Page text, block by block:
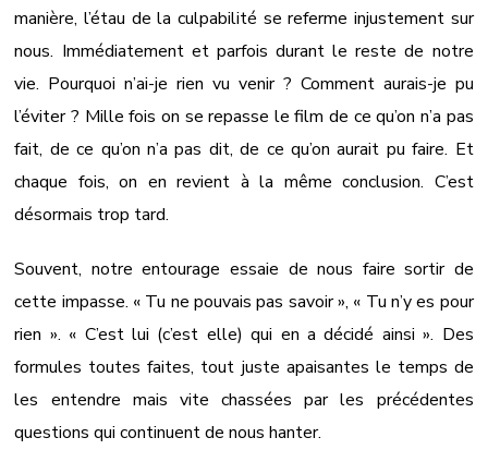
manière, l’étau de la culpabilité se referme injustement sur
nous. Immédiatement et parfois durant le reste de notre
vie. Pourquoi n’ai-je rien vu venir ? Comment aurais-je pu
l’éviter ? Mille fois on se repasse le film de ce qu’on n’a pas
fait, de ce qu’on n’a pas dit, de ce qu’on aurait pu faire. Et
chaque fois, on en revient à la même conclusion. C’est
désormais trop tard.
Souvent, notre entourage essaie de nous faire sortir de
cette impasse. « Tu ne pouvais pas savoir », « Tu n’y es pour
rien ». « C’est lui (c’est elle) qui en a décidé ainsi ». Des
formules toutes faites, tout juste apaisantes le temps de
les entendre mais vite chassées par les précédentes
questions qui continuent de nous hanter.